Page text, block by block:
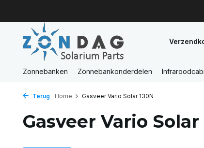
Zonnebanken Zonnebankonderdelen
Terug Home Gasveer Vario Solar 130N
Gasveer Vario Solar